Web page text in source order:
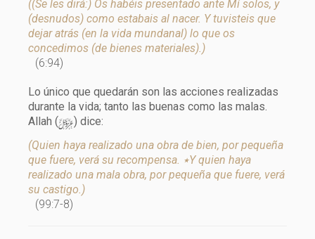
((Se les dirá:) Os habéis presentado ante Mí solos, y
(desnudos) como estabais al nacer. Y tuvisteis que
dejar atrás (en la vida mundanal) lo que os
concedimos (de bienes materiales).)
(6:94)
Lo único que quedarán son las acciones realizadas
durante la vida; tanto las buenas como las malas.
Allah (y) dice:
(Quien haya realizado una obra de bien, por pequeña
que fuere, verá su recompensa. ٭Y quien haya
realizado una mala obra, por pequeña que fuere, verá
su castigo.)
(99:7-8)